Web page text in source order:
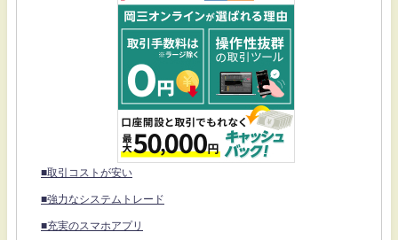
■取引コストが安い
■強力なシステムトレード
■充実のスマホアプリ